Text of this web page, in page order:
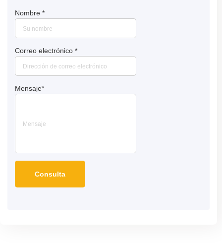
Nombre *
Correo electrónico *
Mensaje*